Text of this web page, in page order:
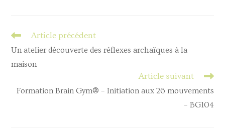
Article précédent
Un atelier découverte des réflexes archaïques à la
maison
Article suivant
Formation Brain Gym® – Initiation aux 26 mouvements
– BG104